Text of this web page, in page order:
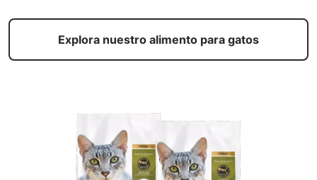
Explora nuestro alimento para gatos